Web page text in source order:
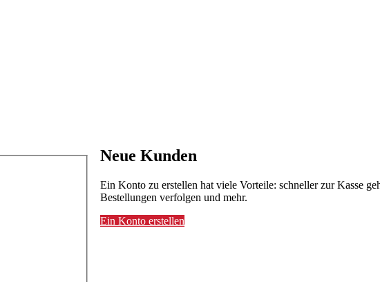
Neue Kunden
Ein Konto zu erstellen hat viele Vorteile: schneller zur Kasse
Bestellungen verfolgen und mehr.
Ein Konto erstellen